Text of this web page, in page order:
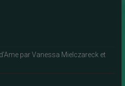
par Vanessa Mielczareck et